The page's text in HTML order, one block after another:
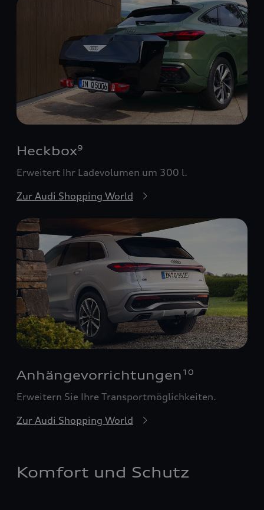
Heckbox9
Erweitert Ihr Ladevolumen um 300 l.
Zur Audi Shopping World
Anhängevorrichtungen 10
Erweitern Sie Ihre Transportmöglichkeiten.
Zur Audi Shopping World
Komfort und Schutz